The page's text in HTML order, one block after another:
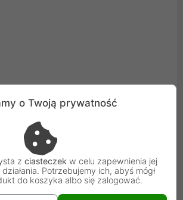
o Twoją prywatność
z ciasteczek w celu zapewnienia jej
Potrzebujemy ich, abyś mógł
do koszyka albo się zalogować.